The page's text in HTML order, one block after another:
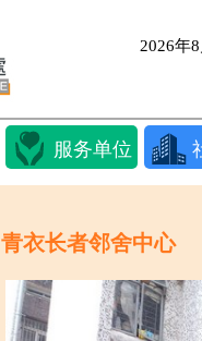
2026年
服务单位
青衣长者邻舍中心